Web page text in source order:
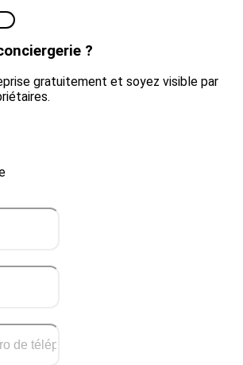
?
gratuitement et soyez visible par